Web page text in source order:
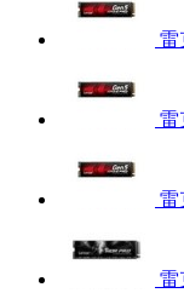
雷
雷
雷
雷